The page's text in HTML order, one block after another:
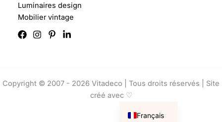
Luminaires design
Mobilier vintage
Copyright © 2007 - 2026 Vitadeco | Tous droits réservés | Site
créé avec ♡
Français